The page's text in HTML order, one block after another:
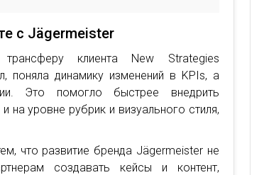
с Jägermeister
трансферу клиента New Strategies
поняла динамику изменений в KPIs, а
Это помогло быстрее внедрить
на уровне рубрик и визуального стиля,
что развитие бренда Jägermeister не
создавать кейсы и контент,